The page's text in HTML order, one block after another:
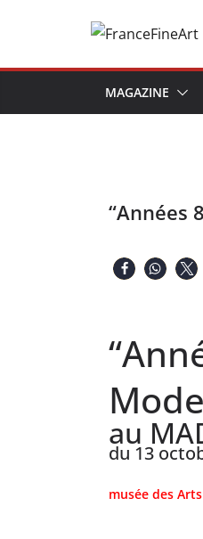
MAGAZINE
“Années
au
du 13
musée des